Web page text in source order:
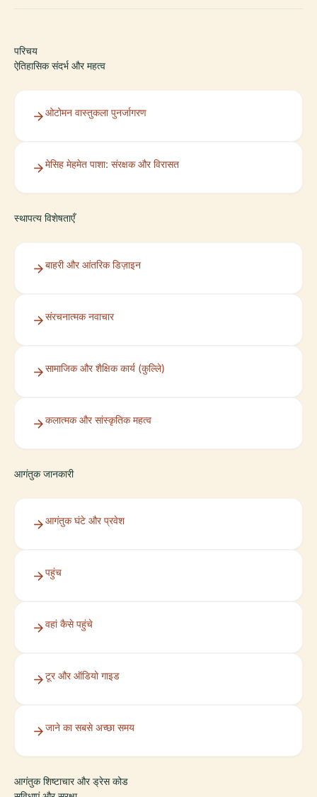
परिचय
ऐतिहासिक संदर्भ और महत्व
ओटोमन वास्तुकला पुनर्जागरण
मेसिह मेहमेत पाशा: संरक्षक और विरासत
स्थापत्य विशेषताएँ
बाहरी और आंतरिक डिज़ाइन
संरचनात्मक नवाचार
सामाजिक और शैक्षिक कार्य (कुल्लिे)
कलात्मक और सांस्कृतिक महत्व
आगंतुक जानकारी
आगंतुक घंटे और प्रवेश
पहुंच
वहां कैसे पहुंचे
टूर और ऑडियो गाइड
जाने का सबसे अच्छा समय
आगंतुक शिष्टाचार और ड्रेस कोड